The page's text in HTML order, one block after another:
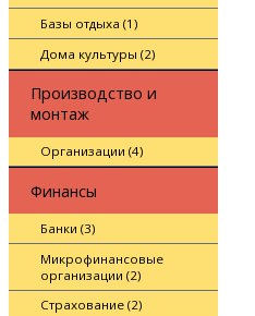
Базы отдыха (1)
Дома культуры (2)
Производство и
монтаж
Организации (4)
Финансы
Банки (3)
Микрофинансовые
организации (2)
Страхование (2)